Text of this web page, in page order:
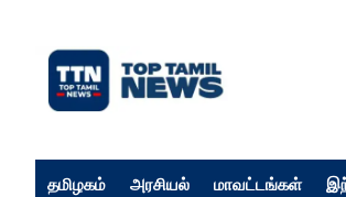
தமிழகம் அரசியல் மாவட்டங்கள்